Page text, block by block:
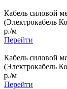
Кабель силовой
(Электрокабель
р./м
Перейти
Кабель силовой
(Электрокабель
р./м
Перейти